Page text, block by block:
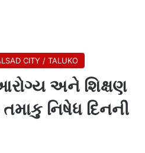
CITY / TALUKO
અને શિક્ષણ
તમાકુ નિષેધ દિનની